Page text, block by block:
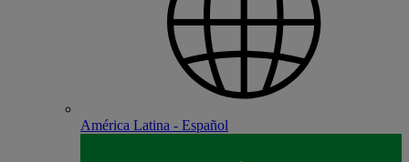
América Latina - Español